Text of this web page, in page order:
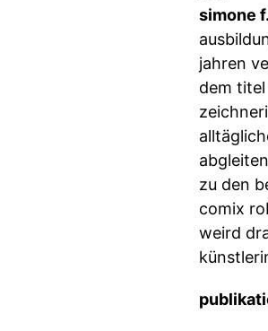
simone
jahren
dem
zu den
comix
weird